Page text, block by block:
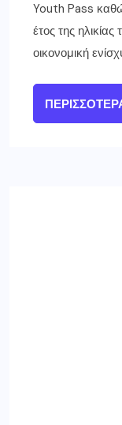
Youth Pass
έτος της
οικονομική